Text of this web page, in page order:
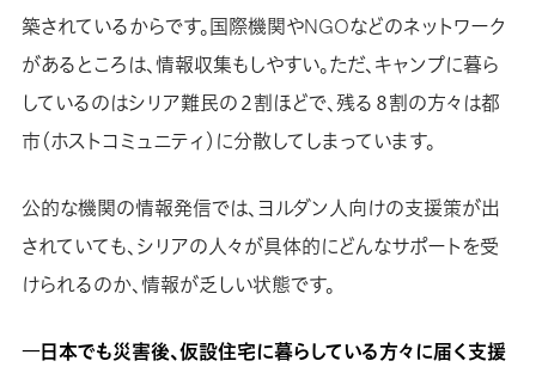
築されているからです。国際機関やNGOなどのネットワーク
があるところは、情報収集もしやすい。ただ、キャンプに暮ら
しているのはシリア難民の２割ほどで、残る８割の方々は都
市（ホストコミュニティ）に分散してしまっています。
公的な機関の情報発信では、ヨルダン人向けの支援策が出
されていても、シリアの人々が具体的にどんなサポートを受
けられるのか、情報が乏しい状態です。
―日本でも災害後、仮設住宅に暮らしている方々に届く支援